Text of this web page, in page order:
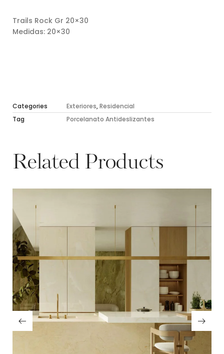
Trails Rock Gr 20×30
Medidas: 20×30
Categories Exteriores,Residencial
Tag
Porcelanato Antideslizantes
Related Products